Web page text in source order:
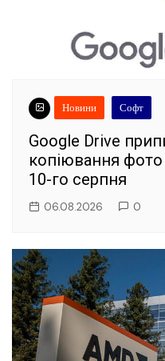
Новини Софт
Google Drive
копіювання
10-го серпня
06.08.2026 0